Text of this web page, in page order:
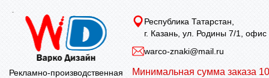
Рекламно-производственная
Республика Татарстан,
г. Казань, ул. Родины 7/1, офис
warco-znaki@mail.ru
Минимальная сумма заказа